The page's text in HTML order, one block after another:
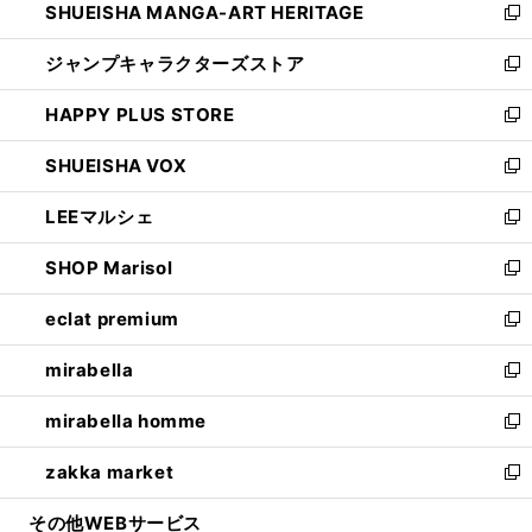
く
で
開
く
い
ウ
ィ
ン
ド
ウ
で
開
く
SHUEISHA MANGA-ART HERITAGE
新
し
い
ウ
ィ
ン
ド
ウ
で
開
く
ジャンプキャラクターズストア
新
し
い
ウ
ィ
ン
ド
ウ
で
開
く
HAPPY PLUS STORE
新
し
い
ウ
ィ
ン
ド
ウ
で
開
く
SHUEISHA VOX
新
し
い
ウ
ィ
ン
ド
ウ
で
開
く
LEEマルシェ
新
し
い
ウ
ィ
ン
ド
ウ
で
開
く
SHOP Marisol
新
し
い
ウ
ィ
ン
ド
ウ
で
開
eclat premium
新
し
い
ウ
ィ
ン
ド
ウ
mirabella
新
し
い
ウ
ィ
ン
mirabella homme
新
し
い
ウ
zakka market
新
し
その他WEBサービス